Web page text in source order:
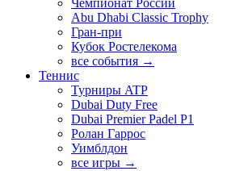
Чемпионат России
Abu Dhabi Classic Trophy
Гран-при
Кубок Ростелекома
все события →
Теннис
Турниры ATP
Dubai Duty Free
Dubai Premier Padel P1
Ролан Гаррос
Уимблдон
все игры →